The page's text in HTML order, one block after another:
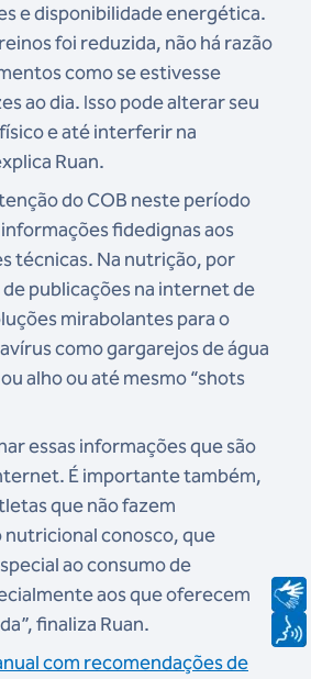
e disponibilidade energética.
foi reduzida, não há razão
como se estivesse
ao dia. Isso pode alterar seu
e até interferir na
Ruan.
do COB neste período
fidedignas aos
técnicas. Na nutrição, por
de publicações na internet de
mirabolantes para o
como gargarejos de água
alho ou até mesmo “shots
essas informações que são
É importante também,
que não fazem
conosco, que
ao consumo de
aos que oferecem
finaliza Ruan.
com recomendações de